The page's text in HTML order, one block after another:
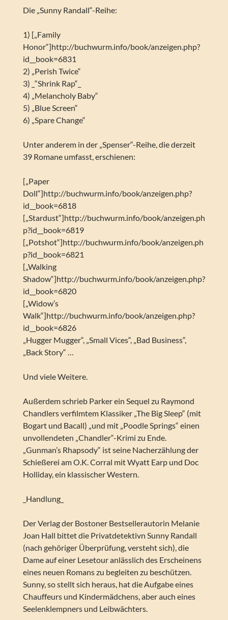
Die „Sunny Randall“-Reihe:
1) [„Family
Honor“]http://buchwurm.info/book/anzeigen.php?
id__book=6831
2) „Perish Twice“
3) _“Shrink Rap“_
4) „Melancholy Baby“
5) „Blue Screen“
6) „Spare Change“
Unter anderem in der „Spenser“-Reihe, die derzeit
39 Romane umfasst, erschienen:
[„Paper
Doll“]http://buchwurm.info/book/anzeigen.php?
id__book=6818
[„Stardust“]http://buchwurm.info/book/anzeigen.ph
p?id__book=6819
[„Potshot“]http://buchwurm.info/book/anzeigen.ph
p?id__book=6821
[„Walking
Shadow“]http://buchwurm.info/book/anzeigen.php?
id__book=6820
[„Widow’s
Walk“]http://buchwurm.info/book/anzeigen.php?
id__book=6826
„Hugger Mugger“, „Small Vices“, „Bad Business“,
„Back Story“ …
Und viele Weitere.
Außerdem schrieb Parker ein Sequel zu Raymond
Chandlers verfilmtem Klassiker „The Big Sleep“ (mit
Bogart und Bacall) „und mit „Poodle Springs“ einen
unvollendeten „Chandler“-Krimi zu Ende.
„Gunman’s Rhapsody“ ist seine Nacherzählung der
Schießerei am O.K. Corral mit Wyatt Earp und Doc
Holliday, ein klassischer Western.
_Handlung_
Der Verlag der Bostoner Bestsellerautorin Melanie
Joan Hall bittet die Privatdetektivn Sunny Randall
(nach gehöriger Überprüfung, versteht sich), die
Dame auf einer Lesetour anlässlich des Erscheinens
eines neuen Romans zu begleiten zu beschützen.
Sunny, so stellt sich heraus, hat die Aufgabe eines
Chauffeurs und Kindermädchens, aber auch eines
Seelenklempners und Leibwächters.